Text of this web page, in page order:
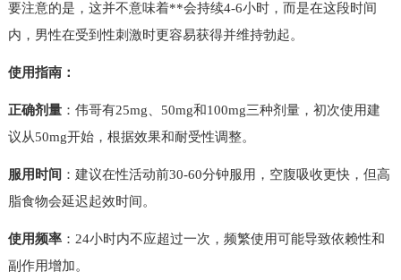
要注意的是，这并不意味着**会持续4-6小时，而是在这段时间
内，男性在受到性刺激时更容易获得并维持勃起。
使用指南：
正确剂量：伟哥有25mg、50mg和100mg三种剂量，初次使用建
议从50mg开始，根据效果和耐受性调整。
服用时间 ：建议在性活动前30-60分钟服用，空腹吸收更快，但高
脂食物会延迟起效时间。
使用频率：24小时内不应超过一次，频繁使用可能导致依赖性和
副作用增加。